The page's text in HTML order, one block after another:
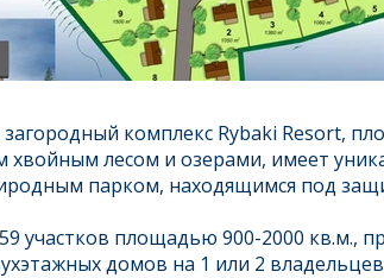
комплекс Rybaki Resort,
хвойным лесом и озерами, имеет
парком, находящимся под
участков площадью 900-2000 кв.м.,
домов на 1 или 2